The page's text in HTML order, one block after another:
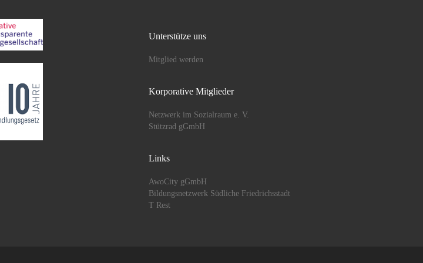
Unterstütze uns
Mitglied werden
Korporative Mitglieder
Netzwerk im Sozialraum e. V.
Stützrad gGmbH
Links
AwoCity gGmbH
Bildungsnetzwerk Südliche Friedrichsstadt
T Rest